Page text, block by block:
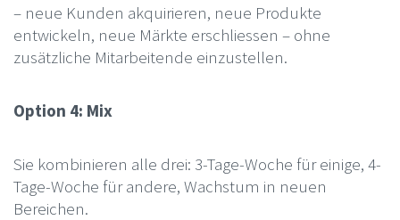
– neue Kunden akquirieren, neue Produkte
entwickeln, neue Märkte erschliessen – ohne
zusätzliche Mitarbeitende einzustellen.
Option 4: Mix
Sie kombinieren alle drei: 3-Tage-Woche für einige, 4-
Tage-Woche für andere, Wachstum in neuen
Bereichen.